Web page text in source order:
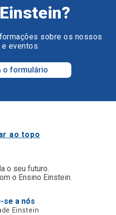
sobre os nossos
eventos.
o formulário
ao topo
o seu futuro.
o Ensino Einstein.
se a nós
Einstein